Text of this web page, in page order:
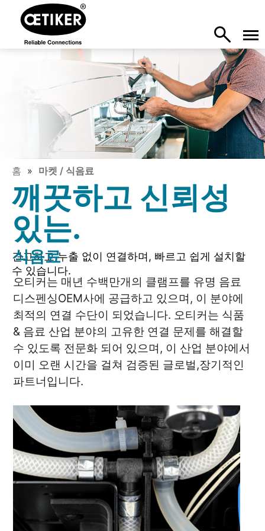
깨끗하고 신뢰성
있는.
견고하고 누출 없이 연결하며, 빠르고 쉽게 설치할
수 있습니다.
홈 마켓 / 식음료
식음료
오티커는 매년 수백만개의 클램프를 유명 음료
디스펜싱OEM사에 공급하고 있으며, 이 분야에
최적의 연결 수단이 되었습니다. 오티커는 식품
& 음료 산업 분야의 고유한 연결 문제를 해결할
수 있도록 전문화 되어 있으며, 이 산업 분야에서
이미 오랜 시간을 걸쳐 검증된 글로벌,장기적인
파트너입니다.